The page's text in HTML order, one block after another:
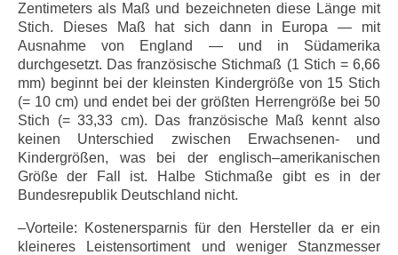
Zentimeters als Maß und bezeichneten diese Länge mit
Stich. Dieses Maß hat sich dann in Europa — mit
Ausnahme von England — und in Südamerika
durchgesetzt. Das französische Stichmaß (1 Stich = 6,66
mm) beginnt bei der kleinsten Kindergröße von 15 Stich
(= 10 cm) und endet bei der größten Herrengröße bei 50
Stich (= 33,33 cm). Das französische Maß kennt also
keinen Unterschied zwischen Erwachsenen- und
Kindergrößen, was bei der englisch–amerikanischen
Größe der Fall ist. Halbe Stichmaße gibt es in der
Bundesrepublik Deutschland nicht.
–Vorteile: Kostenersparnis für den Hersteller da er ein
kleineres Leistensortiment und weniger Stanzmesser